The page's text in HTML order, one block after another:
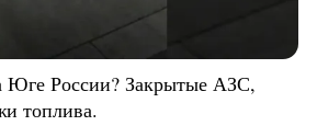
Юге России? Закрытые АЗС,
топлива.